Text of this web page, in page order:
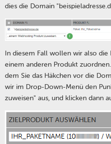
dies die Domain
In diesem Fall wollen wir also die
einem anderen Produkt
dem Sie das Häkchen vor die
wir im Drop-Down-Menü den
zuweisen" aus, und klicken dann